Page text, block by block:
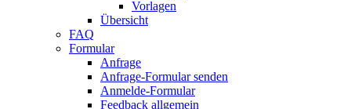
Vorlagen
Übersicht
FAQ
Formular
Anfrage
Anfrage-Formular senden
Anmelde-Formular
Feedback allgemein